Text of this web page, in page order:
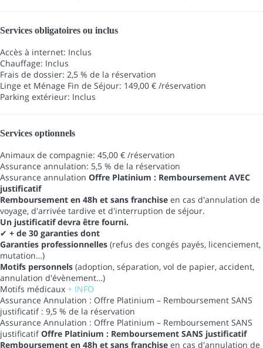
Services obligatoires ou inclus
Accès à internet: Inclus
Chauffage: Inclus
Frais de dossier: 2,5 % de la réservation
Linge et Ménage Fin de Séjour: 149,00 € /réservation
Parking extérieur: Inclus
Services optionnels
Animaux de compagnie: 45,00 € /réservation
Assurance annulation: 5,5 % de la réservation
Assurance annulation Offre Platinium : Remboursement AVEC
justificatif
Remboursement en 48h et sans franchise en cas d'annulation de
voyage, d'arrivée tardive et d'interruption de séjour.
Un justificatif devra être fourni.
✔ + de 30 garanties dont
Garanties professionnelles (refus des congés payés, licenciement,
mutation…)
Motifs personnels (adoption, séparation, vol de papier, accident,
annulation d'évènement…)
Motifs médicaux + INFO
Assurance Annulation : Offre Platinium – Remboursement SANS
justificatif : 9,5 % de la réservation
Assurance Annulation : Offre Platinium – Remboursement SANS
justificatifOffre Platinium : Remboursement SANS justificatif
Remboursement en 48h et sans franchise en cas d'annulation de